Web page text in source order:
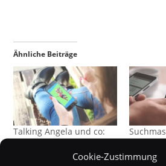
Cookie-Zustimmung
Ähnliche Beiträge
Talking Angela und co: